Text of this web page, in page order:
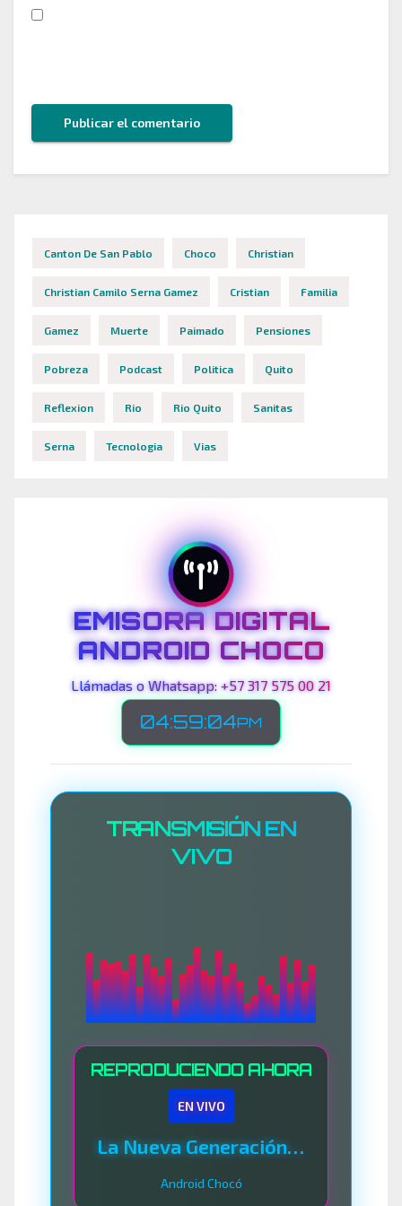
Canton De San Pablo Choco Christian
Christian Camilo Serna Gamez Cristian Familia
Gamez Muerte Paimado Pensiones
Pobreza Podcast Politica Quito
Reflexion Rio Rio Quito Sanitas
Serna Tecnologia Vias
EMISORA DIGITAL
ANDROID CHOCO
Llámadas o Whatsapp: +57 317 575 00 21
04:59:07PM
TRANSMISIÓN EN
VIVO
REPRODUCIENDO AHORA
EN VIVO
La Nueva Generación Del Sistema
Android Chocó